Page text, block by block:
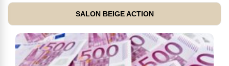
SALON BEIGE ACTION